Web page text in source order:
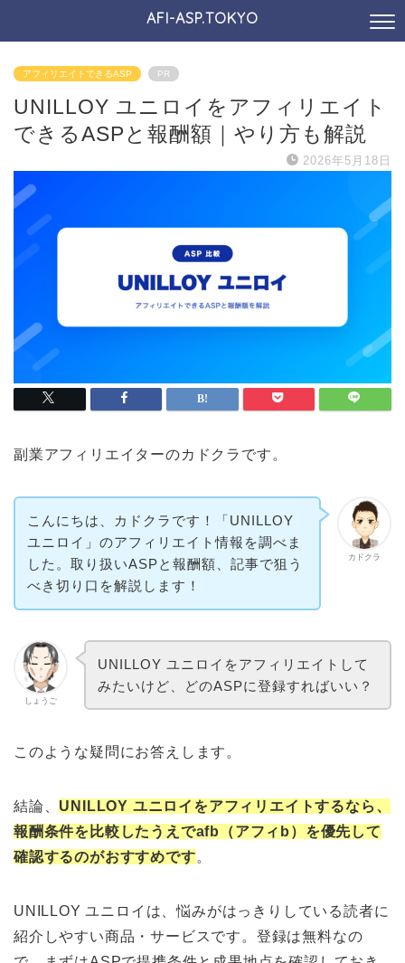
AFI-ASP.TOKYO
アフィリエイトできるASP PR
UNILLOY ユニロイをアフィリエイト
できるASPと報酬額｜やり方も解説
2026年5月18日
副業アフィリエイターのカドクラです。
カドクラ
こんにちは、カドクラです！「UNILLOY
ユニロイ」のアフィリエイト情報を調べま
した。取り扱いASPと報酬額、記事で狙う
べき切り口を解説します！
しょうご
UNILLOY ユニロイをアフィリエイトして
みたいけど、どのASPに登録すればいい？
このような疑問にお答えします。
結論、 UNILLOY ユニロイをアフィリエイトするなら、
報酬条件を比較したうえでafb（アフィb）を優先して
確認するのがおすすめです。
UNILLOY ユニロイは、悩みがはっきりしている読者に
紹介しやすい商品・サービスです。登録は無料なの